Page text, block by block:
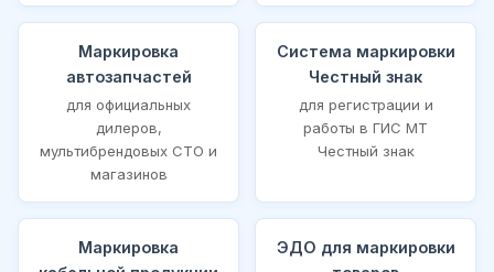
Маркировка
автозапчастей
для официальных
дилеров,
мультибрендовых СТО и
магазинов
Система маркировки
Честный знак
для регистрации и
работы в ГИС МТ
Честный знак
Маркировка
ЭДО для маркировки